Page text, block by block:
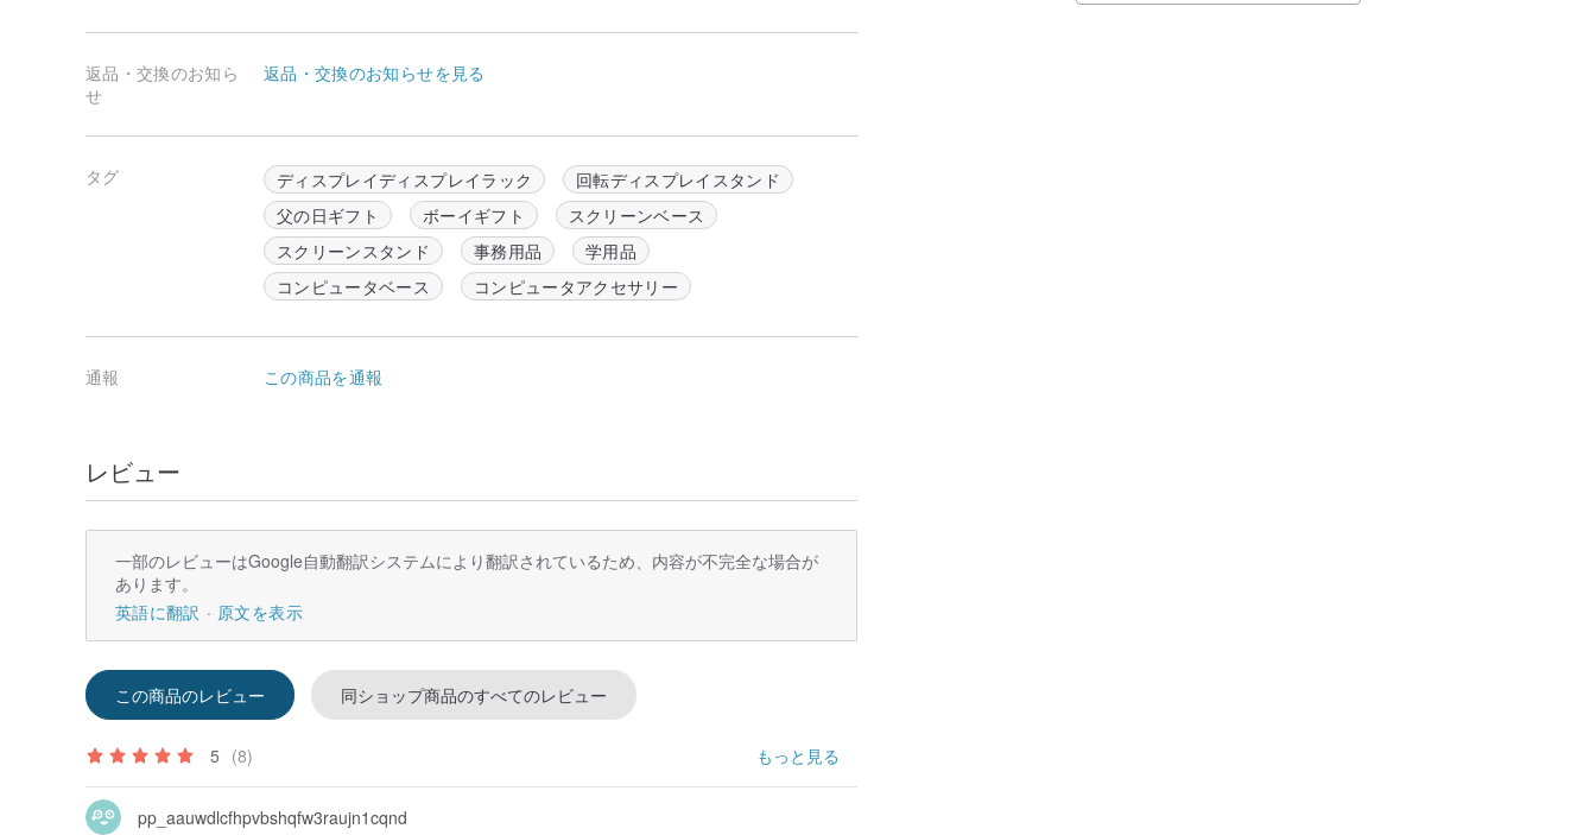
返品・交換のお知ら
せ
返品・交換のお知らせを見る
タグ ディスプレイディスプレイラック
回転ディスプレイスタンド
父の日ギフト
ボーイギフト
スクリーンベース
スクリーンスタンド
事務用品
学用品
コンピュータベース
コンピュータアクセサリー
通報 この商品を通報
レビュー
一部のレビューはGoogle自動翻訳システムにより翻訳されているため、内容が不完全な場合が
あります。
英語に翻訳
原文を表示
この商品のレビュー 同ショップ商品のすべてのレビュー
5 (8) もっと見る
pp_aauwdlcfhpvbshqfw3raujn1cqnd